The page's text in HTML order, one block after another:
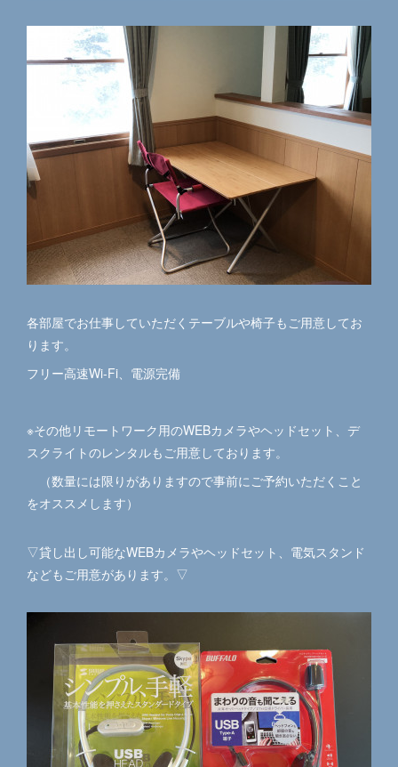
各部屋でお仕事していただくテーブルや椅子もご用意してお
ります。
フリー高速Wi-Fi、電源完備
※その他リモートワーク用のWEBカメラやヘッドセット、デ
スクライトのレンタルもご用意しております。
（数量には限りがありますので事前にご予約いただくこと
をオススメします）
▽貸し出し可能なWEBカメラやヘッドセット、電気スタンド
などもご用意があります。▽